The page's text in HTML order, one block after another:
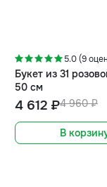
5.0 (9
Букет из 31
50 см
4 960 ₽
4 612 ₽
В